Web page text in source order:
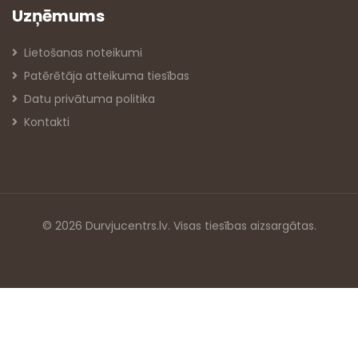
Uzņēmums
Lietošanas noteikumi
Patērētāja atteikuma tiesības
Datu privātuma politika
Kontakti
© 2026 Durvjucentrs.lv. Visas tiesības aizsargātas.